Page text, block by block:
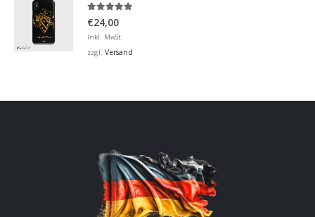
€24,00
Inkl. MwSt.
zzgl. Versand